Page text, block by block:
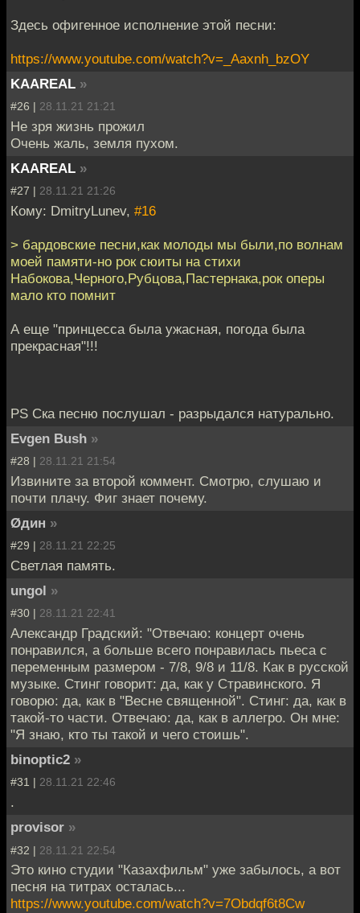
Здесь офигенное исполнение этой песни:
https://www.youtube.com/watch?v=_Aaxnh_bzOY
KAAREAL »
#26 | 28.11.21 21:21
Не зря жизнь прожил
Очень жаль, земля пухом.
KAAREAL »
#27 | 28.11.21 21:26
Кому: DmitryLunev, #16
> бардовские песни,как молоды мы были,по волнам
моей памяти-но рок сюиты на стихи
Набокова,Черного,Рубцова,Пастернака,рок оперы
мало кто помнит
А еще "принцесса была ужасная, погода была
прекрасная"!!!
PS Ска песню послушал - разрыдался натурально.
Evgen Bush »
#28 | 28.11.21 21:54
Извините за второй коммент. Смотрю, слушаю и
почти плачу. Фиг знает почему.
Øдин »
#29 | 28.11.21 22:25
Светлая память.
ungol »
#30 | 28.11.21 22:41
Александр Градский: "Отвечаю: концерт очень
понравился, а больше всего понравилась пьеса с
переменным размером - 7/8, 9/8 и 11/8. Как в русской
музыке. Стинг говорит: да, как у Стравинского. Я
говорю: да, как в "Весне священной". Стинг: да, как в
такой-то части. Отвечаю: да, как в аллегро. Он мне:
"Я знаю, кто ты такой и чего стоишь".
binoptic2 »
#31 | 28.11.21 22:46
.
provisor »
#32 | 28.11.21 22:54
Это кино студии "Казахфильм" уже забылось, а вот
песня на титрах осталась...
https://www.youtube.com/watch?v=7Obdqf6t8Cw